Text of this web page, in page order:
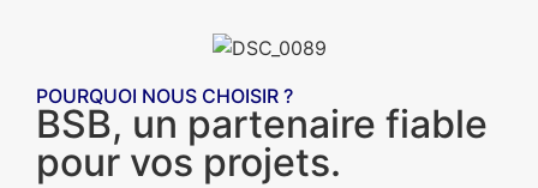
POURQUOI NOUS CHOISIR ?
BSB, un partenaire fiable
pour vos projets.